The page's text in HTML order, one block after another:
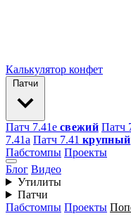
Калькулятор конфет
Патчи
Патч 7.41e свежий Патч
7.41а Патч 7.41 крупный
Пабстомпы Проекты
Блог Видео
Утилиты
Патчи
Пабстомпы Проекты